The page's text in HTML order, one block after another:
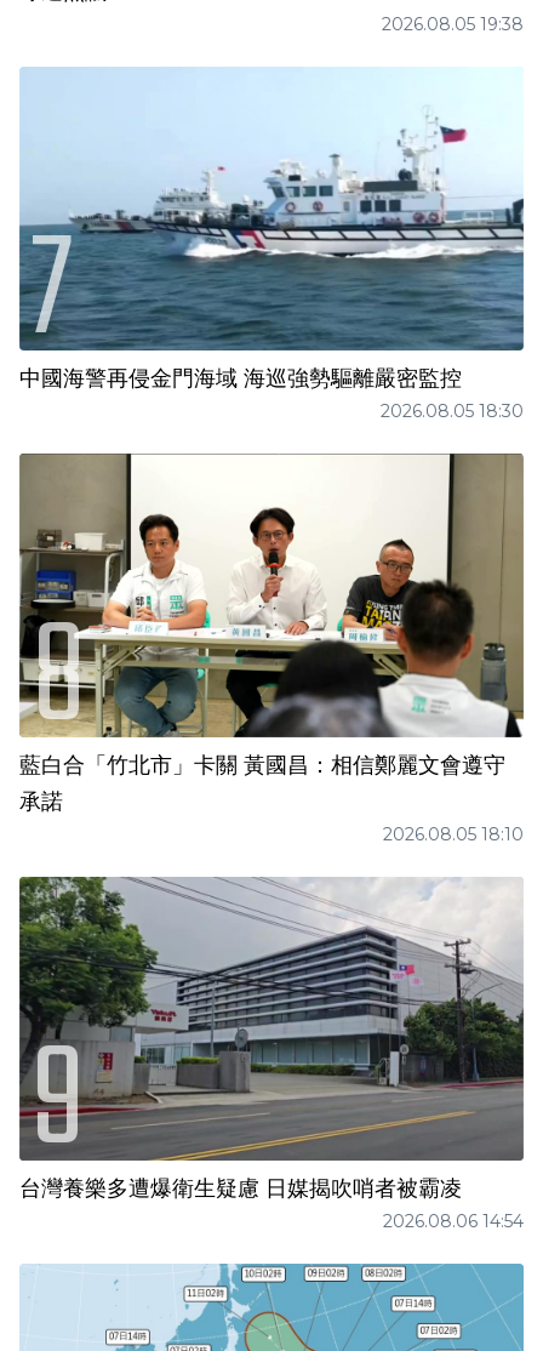
2026.08.05 19:38
中國海警再侵金門海域 海巡強勢驅離嚴密監控
2026.08.05 18:30
藍白合「竹北市」卡關 黃國昌：相信鄭麗文會遵守
承諾
2026.08.05 18:10
台灣養樂多遭爆衛生疑慮 日媒揭吹哨者被霸凌
2026.08.06 14:54